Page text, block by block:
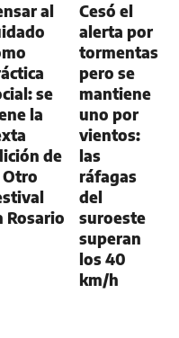
al
se
la
de
Otro
Rosario
Cesó el
alerta por
tormentas
pero se
mantiene
uno por
vientos:
las
ráfagas
del
suroeste
superan
los 40
km/h